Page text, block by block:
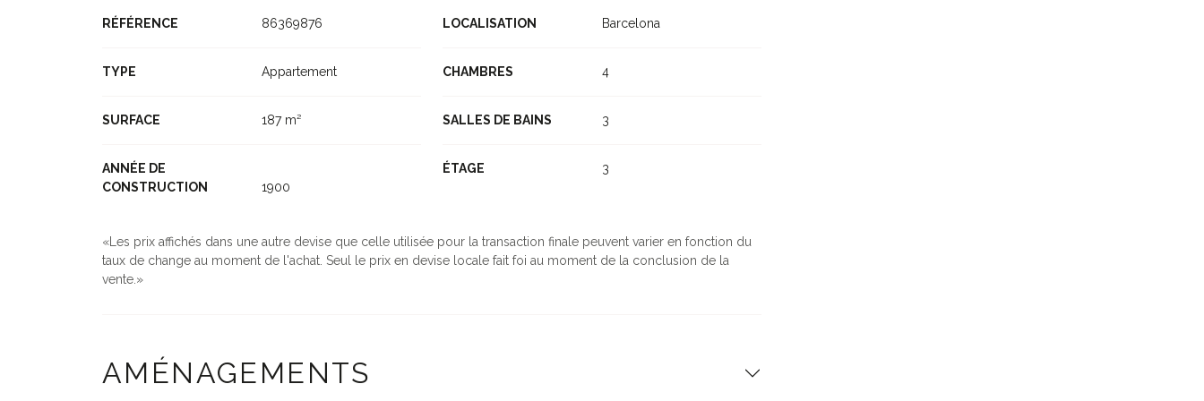
RÉFÉRENCE 86369876 LOCALISATION Barcelona
TYPE Appartement CHAMBRES 4
SURFACE 187 m² SALLES DE BAINS 3
ANNÉE DE
CONSTRUCTION
1900
ÉTAGE 3
Les prix affichés dans une autre devise que celle utilisée pour la transaction finale peuvent varier en fonction du
taux de change au moment de l'achat. Seul le prix en devise locale fait foi au moment de la conclusion de la
vente.
AMÉNAGEMENTS